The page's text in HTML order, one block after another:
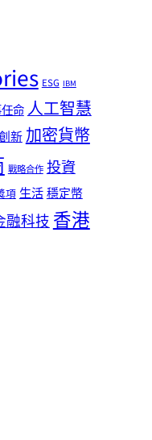
ESG IBM
命人工智慧
新 加密貨幣
戰略合作 投資
項 生活穩定幣
融科技香港